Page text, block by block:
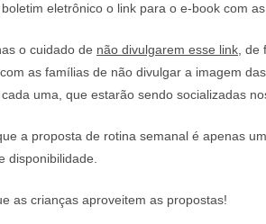
eletrônico o link para o e-book com
o cuidado de não divulgarem esse link ,
as famílias de não divulgar a imagem
uma, que estarão sendo socializadas
a proposta de rotina semanal é apenas
disponibilidade.
as crianças aproveitem as propostas!